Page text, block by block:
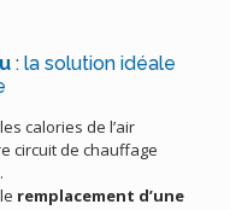
: la solution idéale
calories de l’air
circuit de chauffage
remplacement d’une